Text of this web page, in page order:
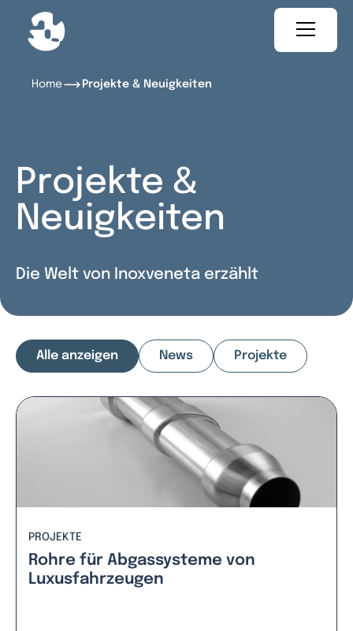
Home Projekte & Neuigkeiten
Projekte &
Neuigkeiten
Die Welt von Inoxveneta erzählt
Alle anzeigen News Projekte
PROJEKTE
Rohre für Abgassysteme von
Luxusfahrzeugen